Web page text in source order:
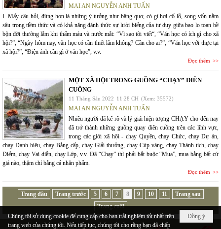
MAI AN NGUYỄN ANH TUẤN
I. Mấy câu hỏi, đúng hơn là những ý tưởng như bâng quơ, có gì hơi cổ lỗ, song vốn nằm
sâu trong tiềm thức và có khả năng đánh thức sự lười biếng của tư duy giữa bao lo toan bề
bộn đời thường lắm khi thấm máu và nước mắt: “Vì sao tôi viết“, “Văn học có ích gì cho xã
hội?”, “Ngày hôm nay, văn học có cần thiết lắm không? Cần cho ai?”, “Văn học với thực tại
xã hội?”, “Điện ảnh cần gì ở văn học”, v.v.
Đọc thêm
MỘT XÃ HỘI TRONG GUỒNG “CHẠY” ĐIÊN
CUỒNG
11 Tháng Sáu 2022 11:28 CH (Xem: 35572)
MAI AN NGUYỄN ANH TUẤN
Nhiều người đã kể rõ và lý giải hiện tượng CHẠY cho đến nay
đã trở thành những guồng quay điên cuồng trên các lĩnh vực,
trong các giới xã hội - chạy Quyền, chạy Chức, chạy Dự án,
chạy Danh hiệu, chạy Bằng cấp, chạy Giải thưởng, chạy Cúp vàng, chạy Thành tích, chạy
Điểm, chạy Vai diễn, chạy Lớp, v.v. Đã “Chạy” thì phải bắt buộc “Mua”, mua bằng bất cứ
giá nào, thậm chí bằng cả nhân phẩm.
Đọc thêm
Trang đầu Trang trước 5 6 7 8 9 10 11
Trang sau
Trang cuối
Đồng ý
Chúng tôi sử dụng cookie để cung cấp cho bạn trải nghiệm tốt nhất trên
trang web của chúng tôi. Nếu tiếp tục, chúng tôi cho rằng bạn đã chấp